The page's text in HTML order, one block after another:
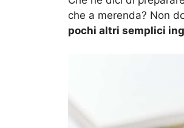
che a merenda? Non
pochi altri semplici